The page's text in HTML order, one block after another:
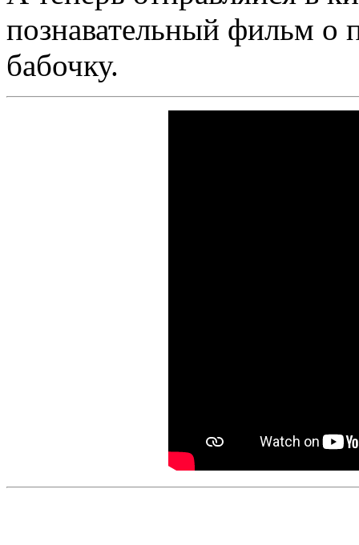
познавательный фильм о
бабочку.